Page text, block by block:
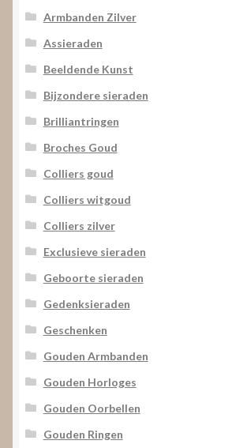
Armbanden Zilver
Assieraden
Beeldende Kunst
Bijzondere sieraden
Brilliantringen
Broches Goud
Colliers goud
Colliers witgoud
Colliers zilver
Exclusieve sieraden
Geboorte sieraden
Gedenksieraden
Geschenken
Gouden Armbanden
Gouden Horloges
Gouden Oorbellen
Gouden Ringen